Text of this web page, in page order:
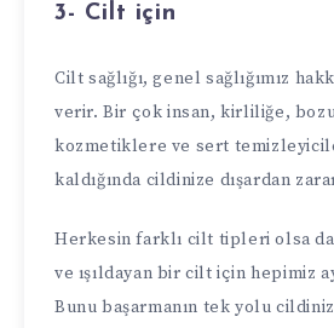
3- Cilt için
Cilt sağlığı, genel sağlığımız
verir. Bir çok insan, kirliliğe,
kozmetiklere ve sert
kaldığında cildinize dışardan
Herkesin farklı cilt tipleri olsa
ve ışıldayan bir cilt için hepimiz
Bunu başarmanın tek yolu